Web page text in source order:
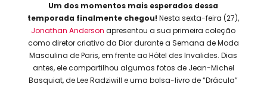
Um dos momentos mais esperados dessa
temporada finalmente chegou! Nesta sexta-feira (27),
Jonathan Anderson apresentou a sua primeira coleção
como diretor criativo da Dior durante a Semana de Moda
Masculina de Paris, em frente ao Hôtel des Invalides. Dias
antes, ele compartilhou algumas fotos de Jean-Michel
Basquiat, de Lee Radziwill e uma bolsa-livro de “Drácula”